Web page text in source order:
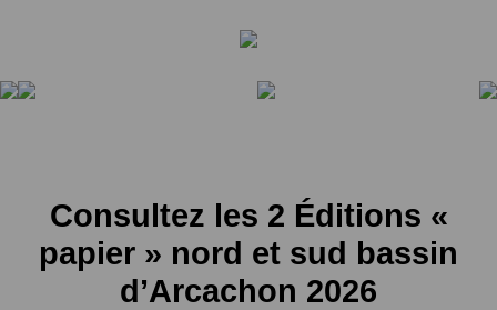
Consultez les 2 Éditions «
papier » nord et sud bassin
d’Arcachon 2026